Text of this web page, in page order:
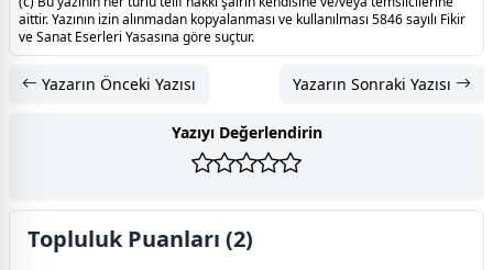
aittir. Yazının izin alınmadan kopyalanması ve kullanılması 5846 sayılı Fikir
ve Sanat Eserleri Yasasına göre suçtur.
Yazarın Önceki Yazısı Yazarın Sonraki Yazısı
Yazıyı Değerlendirin
Topluluk Puanları (2)